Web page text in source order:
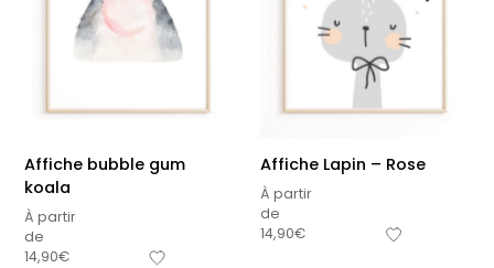
Affiche bubble gum
koala
À partir
de
14,90€
Affiche Lapin – Rose
À partir
de
14,90€